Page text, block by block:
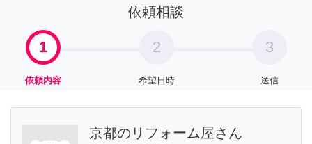
依頼相談
1
依頼内容
2
希望日時
3
送信
京都のリフォーム屋さん